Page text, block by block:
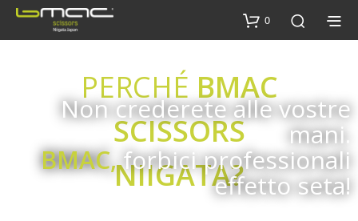
0
Non crederete alle vostre
mani.
BMAC,forbici professionali
effetto seta!
PERCHÉ BMAC
SCISSORS
NIIGATA?